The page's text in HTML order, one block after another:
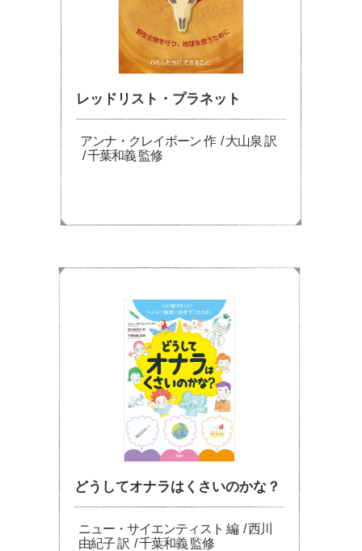
レッドリスト・プラネット
アンナ・クレイボーン 作 / 大山泉 訳
/ 千葉和義 監修
どうしてオナラはくさいのかな？
ニュー・サイエンティスト 編 / 西川
由紀子 訳 / 千葉和義 監修